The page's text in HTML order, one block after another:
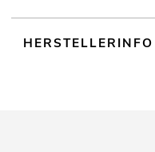
HERSTELLERINFO